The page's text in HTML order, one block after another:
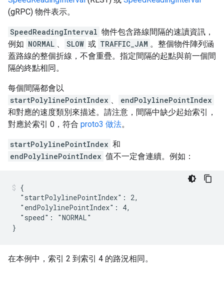
(gRPC) 物件表示。
SpeedReadingInterval 物件包含路線間隔的速讀資訊，
例如 NORMAL 、 SLOW 或 TRAFFIC_JAM 。整個物件陣列涵
蓋路線的整個折線，不會重疊。指定間隔的起點與前一個間
隔的終點相同。
每個間隔都會以
startPolylinePointIndex 、
endPolylinePointIndex
和對應的速度類別來描述。請注意，間隔中缺少起始索引，
對應於索引 0，符合 proto3 做法。
startPolylinePointIndex 和
endPolylinePointIndex 值不一定會連續。例如：
{
  "startPolylinePointIndex": 2,
  "endPolylinePointIndex": 4,
  "speed": "NORMAL"
在本例中，索引 2 到索引 4 的路況相同。